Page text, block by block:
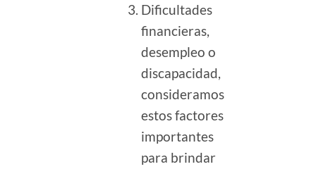
Dificultades
financieras,
desempleo o
discapacidad,
consideramos
estos factores
importantes
para brindar